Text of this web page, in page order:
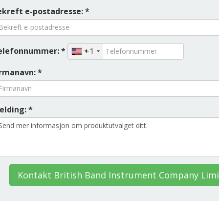
e-postadresse: *
*
+1
*
*
Kontakt British Band Instrument Company